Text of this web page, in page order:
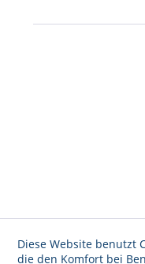
Diese Website benutzt
die den Komfort bei